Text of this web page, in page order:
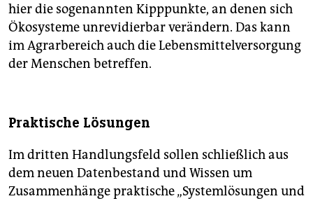
hier die sogenannten Kipppunkte, an denen sich
Ökosysteme unrevidierbar verändern. Das kann
im Agrarbereich auch die Lebensmittelversorgung
der Menschen betreffen.
Praktische Lösungen
Im dritten Handlungsfeld sollen schließlich aus
dem neuen Datenbestand und Wissen um
Zusammenhänge praktische „Systemlösungen und